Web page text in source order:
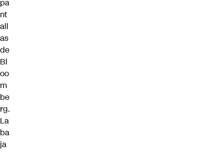
pa
nt
all
as
de
Bl
oo
m
be
rg.
La
ba
ja